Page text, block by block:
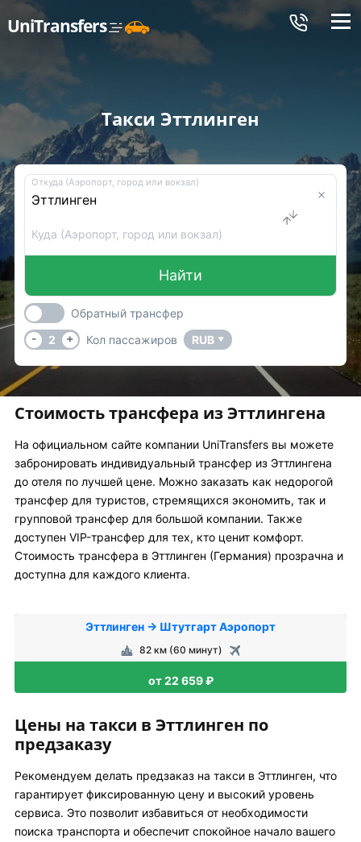
UniTransfers Меню
Такси Эттлинген
Откуда (Аэропорт, город или вокзал)
Куда (Аэропорт, город или вокзал)
Найти
Обратный трансфер
-
2 + Кол пассажиров RUB ▼
Стоимость трансфера из Эттлингена
На официальном сайте компании UniTransfers вы можете
забронировать индивидуальный трансфер из Эттлингена
до отеля по лучшей цене. Можно заказать как недорогой
трансфер для туристов, стремящихся экономить, так и
групповой трансфер для большой компании. Также
доступен VIP-трансфер для тех, кто ценит комфорт.
Стоимость трансфера в Эттлинген (Германия) прозрачна и
доступна для каждого клиента.
Эттлинген → Штутгарт Аэропорт
82 км (60 минут)
от 22 659 ₽
Цены на такси в Эттлинген по
предзаказу
Рекомендуем делать предзаказ на такси в Эттлинген, что
гарантирует фиксированную цену и высокий уровень
сервиса. Это позволит избавиться от необходимости
поиска транспорта и обеспечит спокойное начало вашего